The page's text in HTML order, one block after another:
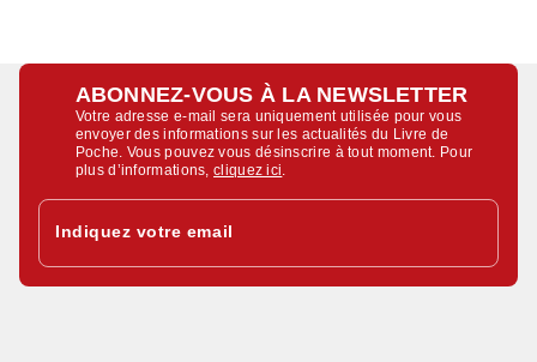
ABONNEZ-VOUS À LA NEWSLETTER
Votre adresse e-mail sera uniquement utilisée pour vous
envoyer des informations sur les actualités du Livre de
Poche. Vous pouvez vous désinscrire à tout moment. Pour
plus d’informations,cliquez ici
Indiquez votre email